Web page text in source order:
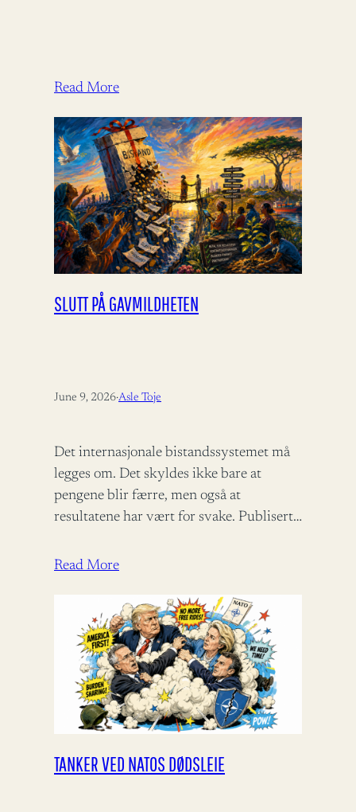
Read More
SLUTT PÅ GAVMILDHETEN
June 9, 2026·Asle Toje
Det internasjonale bistandssystemet må
legges om. Det skyldes ikke bare at
pengene blir færre, men også at
resultatene har vært for svake. Publisert i
internasjonale bistandsregimet…
Read More
TANKER VED NATOS DØDSLEIE